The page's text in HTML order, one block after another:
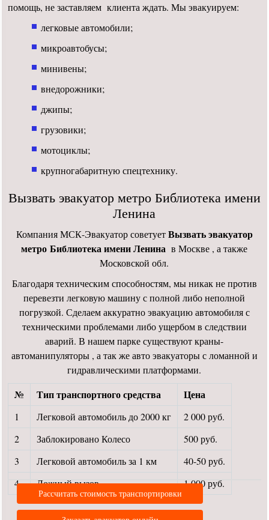
помощь, не заставляем клиента ждать. Мы эвакуируем:
легковые автомобили;
микроавтобусы;
минивены;
внедорожники;
джипы;
грузовики;
мотоциклы;
крупногабаритную спецтехнику.
Вызвать эвакуатор метро Библиотека имени
Ленина
Компания МСК-Эвакуатор советуетВызвать эвакуатор
метро Библиотека имени Ленина в Москве , а также
Московской обл.
Благодаря техническим способностям, мы никак не против
перевезти легковую машину с полной либо неполной
погрузкой. Сделаем аккуратно эвакуацию автомобиля с
техническими проблемами либо ущербом в следствии
аварий. В нашем парке существуют краны-
автоманипуляторы , а так же авто эвакуаторы с ломанной и
гидравлическими платформами.
№ Тип транспортного средства Цена
1 Легковой автомобиль до 2000 кг
2 000 руб.
2
Заблокировано Колесо
500 руб.
3
Легковой автомобиль за 1 км
40-50 руб.
4
Ложный вызов 1 000 руб.
Рассчитать стоимость транспортировки